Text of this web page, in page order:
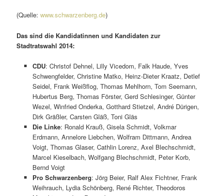
(Quelle:www.schwarzenberg.de)
Das sind die Kandidatinnen und Kandidaten zur
Stadtratswahl 2014:
CDU: Christof Dehnel, Lilly Vicedom, Falk Haude, Yves
Schwengfelder, Christine Matko, Heinz-Dieter Kraatz, Detlef
Seidel, Frank Weißflog, Thomas Mehlhorn, Tom Seemann,
Hubertus Berg, Thomas Förster, Gerd Schlesinger, Günter
Wezel, Winfried Onderka, Gotthard Stietzel, André Dürigen,
Dirk Gräßler, Carsten Gläß, Toni Gläs
Die Linke: Ronald Krauß, Gisela Schmidt, Volkmar
Erdmann, Annelore Liebchen, Wolfram Dittmann, Andrea
Voigt, Thomas Glaser, Cathlin Lorenz, Axel Blechschmidt,
Marcel Kieselbach, Wolfgang Blechschmidt, Peter Korb,
Bernd Voigt
Pro Schwarzenberg: Jörg Beier, Ralf Alex Fichtner, Frank
Weihrauch, Lydia Schönberg, René Richter, Theodoros